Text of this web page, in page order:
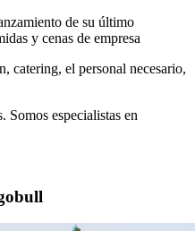
de su último
y cenas de empresa
catering, el personal necesario,
Somos especialistas en